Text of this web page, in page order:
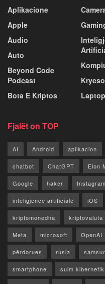
Aplikacione
Apple
Audio
Auto
Beyond Code
Podcast
Bota E Kriptos
Laptop
Fjalët on TOP
AI Android aplikacion
chatbot ChatGPT Elon
Google haker Instagram
inteligjence artificiale iOS
kriptomonedha kriptovaluta
Meta microsoft OpenAI
përdorues rusia
smartphone sulm kibernetik